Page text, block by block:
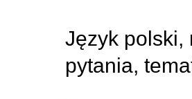
Język polski,
pytania,